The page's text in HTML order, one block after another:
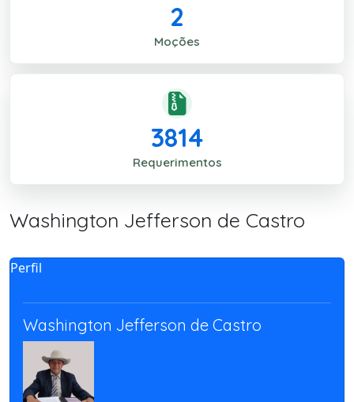
2
Moções
3814
Requerimentos
Washington Jefferson de Castro
Perfil
Washington Jefferson de Castro